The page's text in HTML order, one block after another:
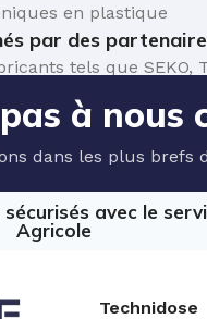
en plastique
par des
tels que SEKO,
le traitement de l'eau.
à nous
dans les plus brefs
avec le
Agricole
Technidose